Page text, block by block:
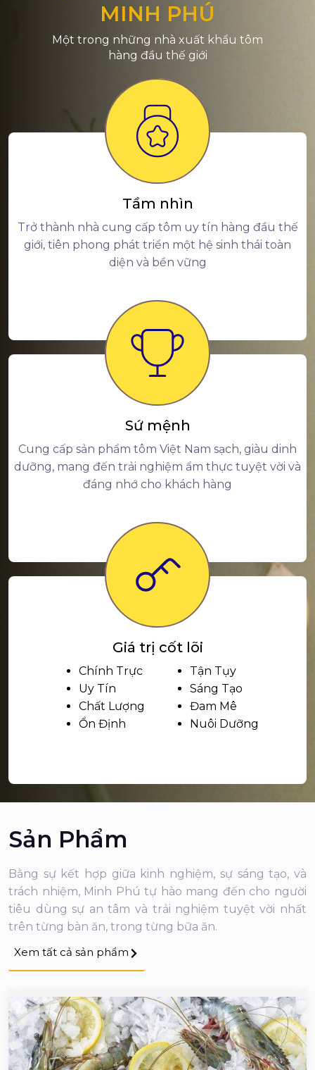
MINH PHÚ
Một trong những nhà xuất khẩu tôm
hàng đầu thế giới
Tầm nhìn
Trở thành nhà cung cấp tôm uy tín hàng đầu thế
giới, tiên phong phát triển một hệ sinh thái toàn
diện và bền vững
Sứ mệnh
Cung cấp sản phẩm tôm Việt Nam sạch, giàu dinh
dưỡng, mang đến trải nghiệm ẩm thực tuyệt vời và
đáng nhớ cho khách hàng
Giá trị cốt lõi
Chính Trực
Uy Tín
Chất Lượng
Ổn Định
Tận Tụy
Sáng Tạo
Đam Mê
Nuôi Dưỡng
Sản Phẩm
Xem tất cả sản phẩm
Bằng sự kết hợp giữa kinh nghiệm, sự sáng tạo, và
trách nhiệm, Minh Phú tự hào mang đến cho người
tiêu dùng sự an tâm và trải nghiệm tuyệt vời nhất
trên từng bàn ăn, trong từng bữa ăn.